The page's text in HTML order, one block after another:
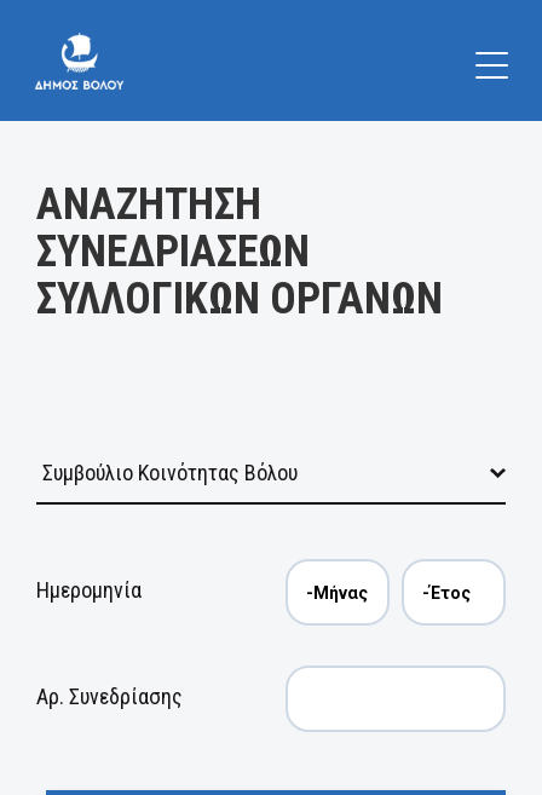
ΑΝΑΖΗΤΗΣΗ
ΣΥΝΕΔΡΙΑΣΕΩΝ
ΣΥΛΛΟΓΙΚΩΝ ΟΡΓΑΝΩΝ
Ημερομηνία
Αρ. Συνεδρίασης